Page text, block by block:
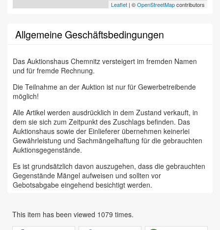
Leaflet | ©OpenStreetMapcontributors
Allgemeine Geschäftsbedingungen
Das Auktionshaus Chemnitz versteigert im fremden Namen
und für fremde Rechnung.
Die Teilnahme an der Auktion ist nur für Gewerbetreibende
möglich!
Alle Artikel werden ausdrücklich in dem Zustand verkauft, in
dem sie sich zum Zeitpunkt des Zuschlags befinden. Das
Auktionshaus sowie der Einlieferer übernehmen keinerlei
Gewährleistung und Sachmängelhaftung für die gebrauchten
Auktionsgegenstände.
Es ist grundsätzlich davon auszugehen, dass die gebrauchten
Gegenstände Mängel aufweisen und sollten vor
Gebotsabgabe eingehend besichtigt werden.
dass sämtliche zum Verkauf stehende Artikel ungeprüft sind.
Bei allen zum Verkauf stehenden Fahrzeugen und Maschinen
This item has been viewed 1079 times.